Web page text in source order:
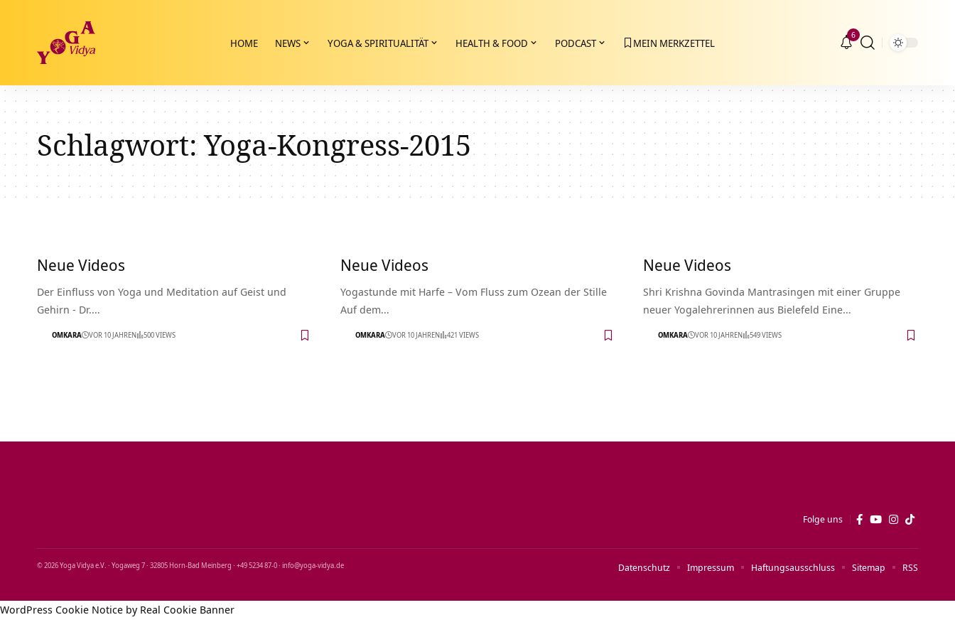
HOME NEWS YOGA & SPIRITUALITÄT HEALTH & FOOD PODCAST MEIN MERKZETTEL
6
Schlagwort:Yoga-Kongress-2015
Neue Videos
Der Einfluss von Yoga und Meditation auf Geist und
Gehirn - Dr.…
OMKARA VOR 10 JAHREN 500 VIEWS
Neue Videos
Yogastunde mit Harfe – Vom Fluss zum Ozean der Stille
Auf dem…
OMKARA VOR 10 JAHREN 421 VIEWS
Neue Videos
Shri Krishna Govinda Mantrasingen mit einer Gruppe
neuer Yogalehrerinnen aus Bielefeld Eine…
OMKARA VOR 10 JAHREN 549 VIEWS
Folge uns
© 2026 Yoga Vidya e.V. · Yogaweg 7 · 32805 Horn‑Bad Meinberg · +49 5234 87‑0 · info@yoga‑vidya.de Datenschutz Impressum Haftungsausschluss Sitemap RSS
WordPress Cookie Notice by Real Cookie Banner